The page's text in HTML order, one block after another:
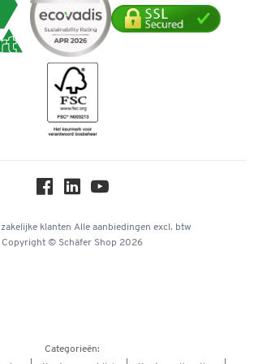
klanten Alle aanbiedingen excl. btw
Copyright © Schäfer Shop 2026
Categorieën: